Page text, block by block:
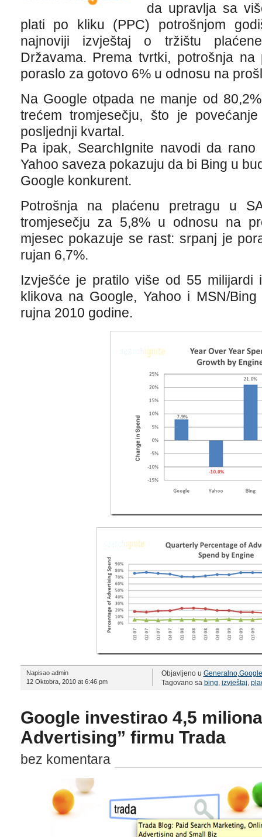
da upravlja sa
plati po kliku (PPC) potrošnjom
najnoviji izvještaj o tržištu
Državama. Prema tvrtki, potrošnja
poraslo za gotovo 6% u odnosu na
Na Google otpada ne manje od
trećem tromjesečju, što je
posljednji kvartal.
Pa ipak, SearchIgnite navodi da
Yahoo saveza pokazuju da bi Bing u
Google konkurent.
Potrošnja na plaćenu pretragu u
tromjesečju za 5,8% u odnosu na
mjesec pokazuje se rast: srpanj je
rujan 6,7%.
Izvješće je pratilo više od 55 milijardi
klikova na Google, Yahoo i MSN/
rujna 2010 godine.
Napisao admin
12 Oktobra, 2010 at 6:46 pm
Objavljeno u Generalno,Google
Tagovano sa bing, izvještaj,
Google investirao 4,5
Advertising” firmu Trada
bez komentara